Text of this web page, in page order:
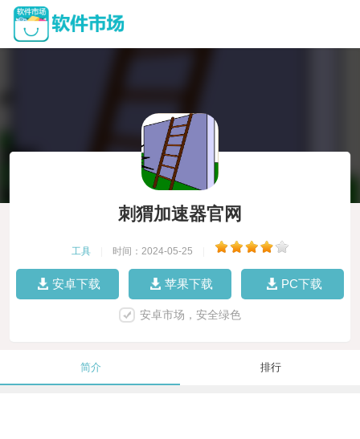
刺猬加速器官网
工具 时间：2024-05-25
安卓下载 苹果下载 PC下载
安卓市场，安全绿色
简介 排行